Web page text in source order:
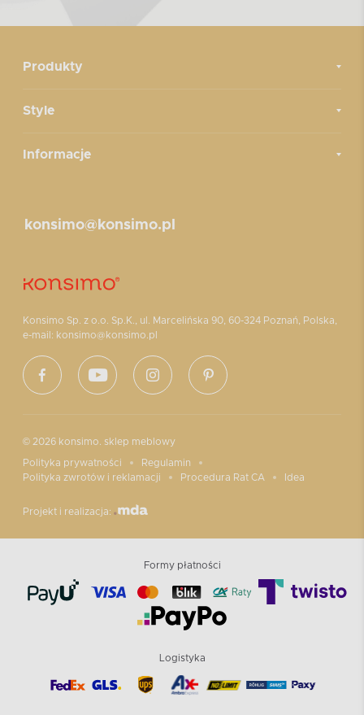
Produkty
Style
Informacje
Konsimo Sp. z o.o. Sp.K., ul. Marcelińska 90, 60-324 Poznań, Polska,
e-mail: konsimo@konsimo.pl
konsimo@konsimo.pl
© 2026 konsimo. sklep meblowy
Polityka prywatności
Regulamin
Polityka zwrotów i reklamacji
Procedura Rat CA Idea
Projekt i realizacja:
Formy płatności
Logistyka